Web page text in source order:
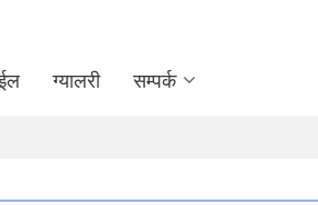
ग्यालरी सम्पर्क